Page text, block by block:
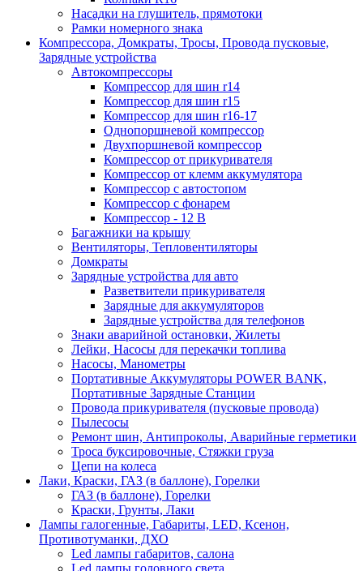
Насадки на глушитель, прямотоки
Рамки номерного знака
Компрессора, Домкраты, Тросы, Провода пусковые,
Зарядные устройства
Автокомпрессоры
Компрессор для шин r14
Компрессор для шин r15
Компрессор для шин r16-17
Однопоршневой компрессор
Двухпоршневой компрессор
Компрессор от прикуривателя
Компрессор от клемм аккумулятора
Компрессор с автостопом
Компрессор с фонарем
Компрессор - 12 В
Багажники на крышу
Вентиляторы, Тепловентиляторы
Домкраты
Зарядные устройства для авто
Разветвители прикуривателя
Зарядные для аккумуляторов
Зарядные устройства для телефонов
Знаки аварийной остановки, Жилеты
Лейки, Насосы для перекачки топлива
Насосы, Манометры
Портативные Аккумуляторы POWER BANK,
Портативные Зарядные Станции
Провода прикуривателя (пусковые провода)
Пылесосы
Ремонт шин, Антипроколы, Аварийные герметики
Троса буксировочные, Стяжки груза
Цепи на колеса
Лаки, Краски, ГАЗ (в баллоне), Горелки
ГАЗ (в баллоне), Горелки
Краски, Грунты, Лаки
Лампы галогенные, Габариты, LED, Ксенон,
Противотуманки, ДХО
Led лампы габаритов, салона
Led лампы головного света